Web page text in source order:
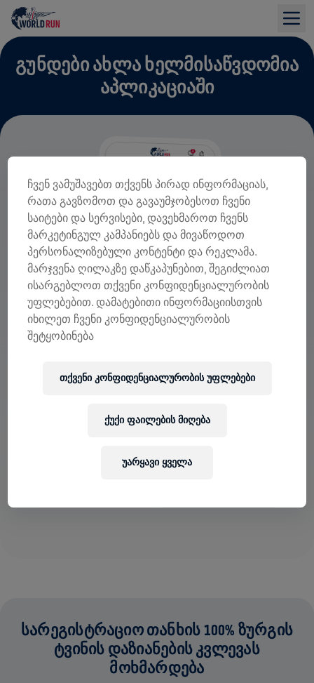
ᲒᲣᲜᲓᲔᲑᲘ ᲐᲮᲚᲐ ᲮᲔᲚᲛᲘᲡᲐᲬᲕᲓᲝᲛᲘᲐ
ᲐᲞᲚᲘᲙᲐᲪᲘᲐᲨᲘ
ᲜᲐᲮᲔ ᲒᲣᲜᲓᲔᲑᲘ ᲐᲞᲚᲘᲙᲐᲪᲘᲐᲨᲘ
— ისაუბრეთ, თვალყური ადევნეთ თქვენს
ᲡᲐᲠᲔᲒᲘᲡᲢᲠᲐᲪᲘᲝ ᲗᲐᲜᲮᲘᲡ 100% ᲖᲣᲠᲒᲘᲡ
ᲢᲕᲘᲜᲘᲡ ᲓᲐᲖᲘᲐᲜᲔᲑᲘᲡ ᲙᲕᲚᲔᲕᲐᲡ
ᲛᲝᲮᲛᲐᲠᲓᲔᲑᲐ
ჩვენ ვამუშავებთ თქვენს პირად ინფორმაციას,
რათა გავზომოთ და გავაუმჯობესოთ ჩვენი
საიტები და სერვისები, დავეხმაროთ ჩვენს
მარკეტინგულ კამპანიებს და მივაწოდოთ
პერსონალიზებული კონტენტი და რეკლამა.
მარჯვენა ღილაკზე დაწკაპუნებით, შეგიძლიათ
ისარგებლოთ თქვენი კონფიდენციალურობის
უფლებებით. დამატებითი ინფორმაციისთვის
იხილეთ ჩვენი კონფიდენციალურობის
შეტყობინება
თქვენი კონფიდენციალურობის უფლებები
უარყავი ყველა
ქუქი ფაილების მიღება